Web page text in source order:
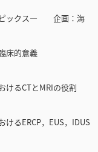
ピックス― 企画：海
床的意義
けるCTとMRIの役割
るERCP，EUS，IDUS